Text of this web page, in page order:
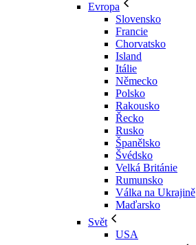
Evropa
Slovensko
Francie
Chorvatsko
Island
Itálie
Německo
Polsko
Rakousko
Řecko
Rusko
Španělsko
Švédsko
Velká Británie
Rumunsko
Válka na Ukrajině
Maďarsko
Svět
USA